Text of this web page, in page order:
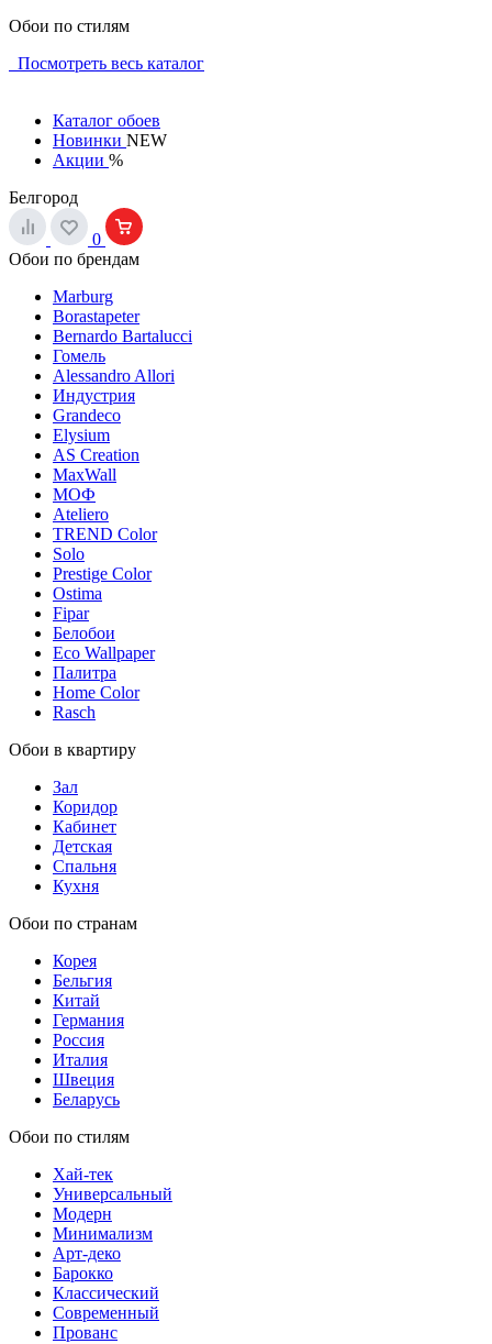
Обои по стилям
Посмотреть весь каталог
Каталог обоев
Новинки NEW
Акции %
Белгород
0
Обои по брендам
Marburg
Borastapeter
Bernardo Bartalucci
Гомель
Alessandro Allori
Индустрия
Grandeco
Elysium
AS Creation
MaxWall
МОФ
Ateliero
TREND Color
Solo
Prestige Color
Ostima
Fipar
Белобои
Eco Wallpaper
Палитра
Home Color
Rasch
Обои в квартиру
Зал
Коридор
Кабинет
Детская
Спальня
Кухня
Обои по странам
Корея
Бельгия
Китай
Германия
Россия
Италия
Швеция
Беларусь
Обои по стилям
Хай-тек
Универсальный
Модерн
Минимализм
Арт-деко
Барокко
Классический
Современный
Прованс